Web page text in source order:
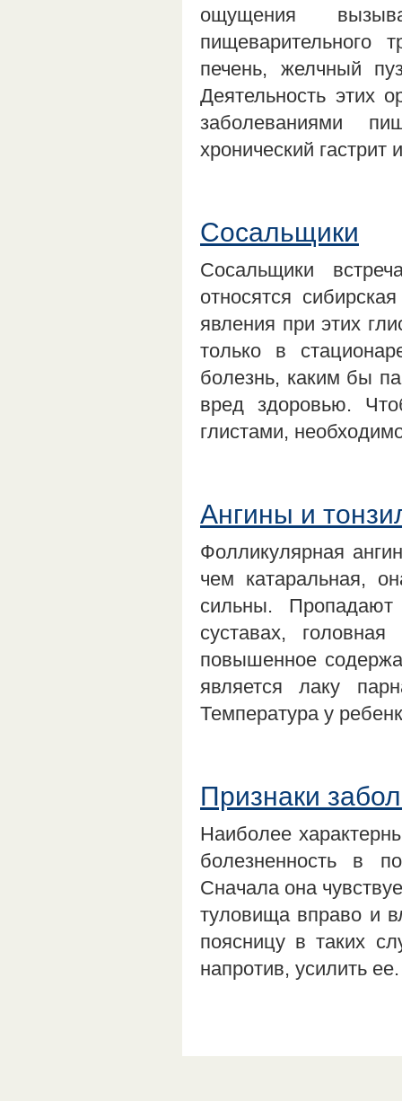
ощущения
пищеварительного
печень, желчный
Деятельность этих
заболеваниями
хронический гастрит
Сосальщики
Сосальщики
относятся
явления при этих
только в
болезнь, каким бы
вред здоровью.
глистами,
Ангины и
Фолликулярная
чем катаральная,
сильны.
суставах,
повышенное
является лаку
Температура у
Признаки
Наиболее
болезненность в
Сначала она
туловища вправо и
поясницу в таких
напротив, усилить